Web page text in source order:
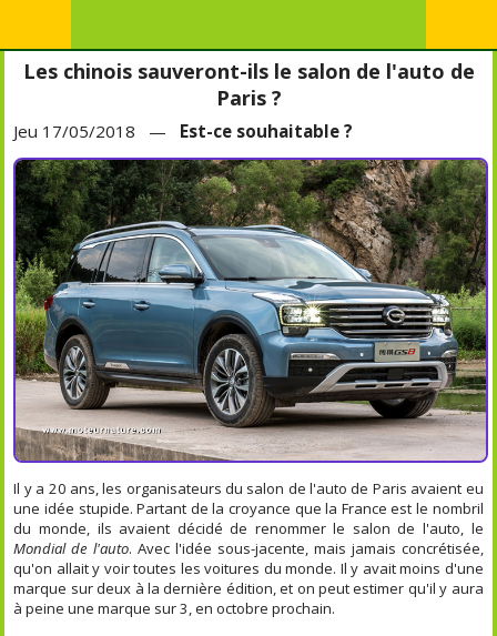
Les chinois sauveront-ils le salon de l'auto de
Paris ?
Jeu 17/05/2018 — Est-ce souhaitable ?
Il y a 20 ans, les organisateurs du salon de l'auto de Paris avaient eu
une idée stupide. Partant de la croyance que la France est le nombril
du monde, ils avaient décidé de renommer le salon de l'auto, le
Mondial de l'auto. Avec l'idée sous-jacente, mais jamais concrétisée,
qu'on allait y voir toutes les voitures du monde. Il y avait moins d'une
marque sur deux à la dernière édition, et on peut estimer qu'il y aura
à peine une marque sur 3, en octobre prochain.